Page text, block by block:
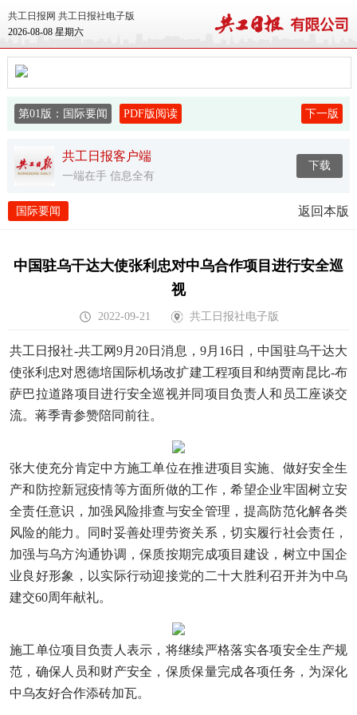
共工日报网 共工日报社电子版
2026-08-08 星期六
第01版：国际要闻 PDF版阅读 下一版
共工日报客户端
一端在手 信息全有
下载
国际要闻 返回本版
中国驻乌干达大使张利忠对中乌合作项目进行安全巡
视
2022-09-21 共工日报社电子版
共工日报社-共工网9月20日消息，9月16日，中国驻乌干达大
使张利忠对恩德培国际机场改扩建工程项目和纳贾南昆比-布
萨巴拉道路项目进行安全巡视并同项目负责人和员工座谈交
流。蒋季青参赞陪同前往。
张大使充分肯定中方施工单位在推进项目实施、做好安全生
产和防控新冠疫情等方面所做的工作，希望企业牢固树立安
全责任意识，加强风险排查与安全管理，提高防范化解各类
风险的能力。同时妥善处理劳资关系，切实履行社会责任，
加强与乌方沟通协调，保质按期完成项目建设，树立中国企
业良好形象，以实际行动迎接党的二十大胜利召开并为中乌
建交60周年献礼。
施工单位项目负责人表示，将继续严格落实各项安全生产规
范，确保人员和财产安全，保质保量完成各项任务，为深化
中乌友好合作添砖加瓦。